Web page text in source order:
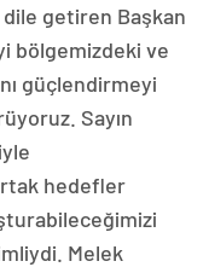
getiren Başkan
bölgemizdeki ve
güçlendirmeyi
Sayın
hedefler
Melek